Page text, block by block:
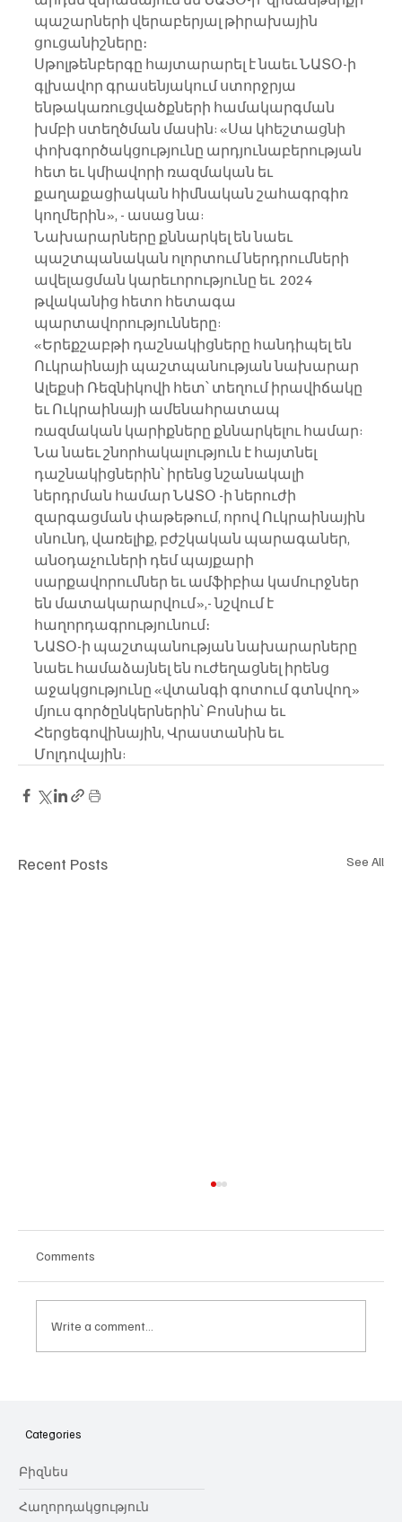
պաշարների վերաբերյալ թիրախային
ցուցանիշները։
Սթոլթենբերգը հայտարարել է նաեւ ՆԱՏՕ-ի
գլխավոր գրասենյակում ստորջրյա
ենթակառուցվածքների համակարգման
խմբի ստեղծման մասին: «Սա կհեշտացնի
փոխգործակցությունը արդյունաբերության
հետ եւ կմիավորի ռազմական եւ
քաղաքացիական հիմնական շահագրգիռ
կողմերին», - ասաց նա:
Նախարարները քննարկել են նաեւ
պաշտպանական ոլորտում ներդրումների
ավելացման կարեւորությունը եւ  2024
թվականից հետո հետագա
պարտավորությունները:
«Երեքշաբթի դաշնակիցները հանդիպել են
Ուկրաինայի պաշտպանության նախարար
Ալեքսի Ռեզնիկովի հետ՝ տեղում իրավիճակը
եւ Ուկրաինայի ամենահրատապ
ռազմական կարիքները քննարկելու համար:
Նա նաեւ շնորհակալություն է հայտնել
դաշնակիցներին՝ իրենց նշանակալի
ներդրման համար ՆԱՏՕ -ի ներուժի
զարգացման փաթեթում, որով Ուկրաինային
սնունդ, վառելիք, բժշկական պարագաներ,
անօդաչուների դեմ պայքարի
սարքավորումներ եւ ամֆիբիա կամուրջներ
են մատակարարվում»,- նշվում է
հաղորդագրությունում։
ՆԱՏՕ-ի պաշտպանության նախարարները
նաեւ համաձայնել են ուժեղացնել իրենց
աջակցությունը «վտանգի գոտում գտնվող»
մյուս գործընկերներին՝ Բոսնիա եւ
Հերցեգովինային, Վրաստանին եւ
Մոլդովային:
Recent Posts See All
նվիրում որոշում
Comments
Write a comment...
Categories
Բիզնես
Հաղորդակցություն